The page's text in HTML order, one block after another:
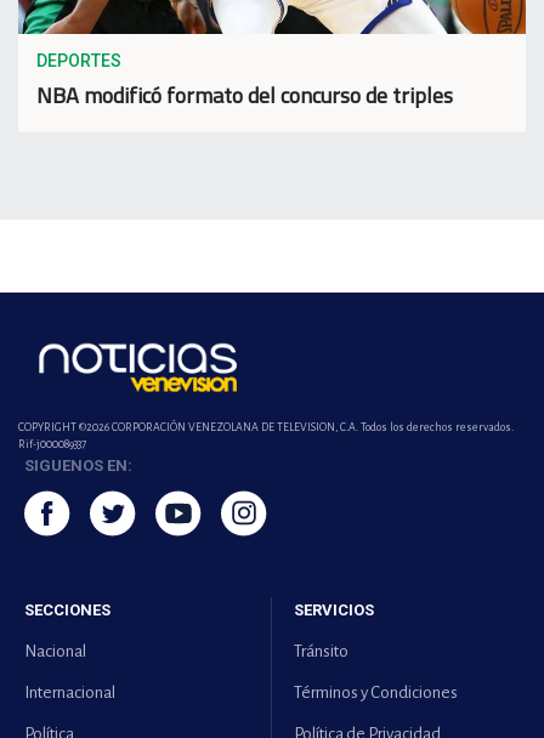
DEPORTES
NBA modificó formato del concurso de triples
COPYRIGHT ©2026 CORPORACIÓN VENEZOLANA DE TELEVISION, C.A. Todos los derechos reservados.
Rif-j000089337
SIGUENOS EN:
SECCIONES
Nacional
Internacional
Política
SERVICIOS
Tránsito
Términos y Condiciones
Política de Privacidad